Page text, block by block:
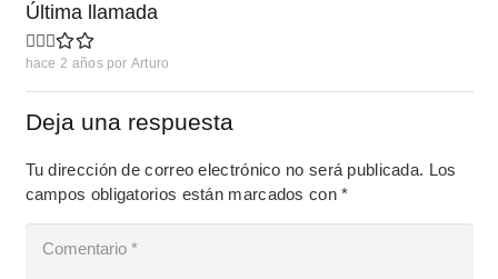
Última llamada
hace 2 años por Arturo
Deja una respuesta
Tu dirección de correo electrónico no será publicada. Los
campos obligatorios están marcados con*